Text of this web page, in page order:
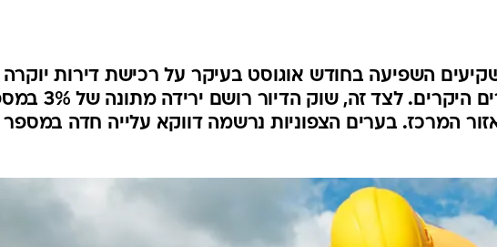
השפיעה בחודש אוגוסט בעיקר על רכישת דירות יוקרה
ודירות חדשות באזורים היקרים. לצד זה, שוק
המרכז. בערים הצפוניות נרשמה דווקא עלייה חדה במספר